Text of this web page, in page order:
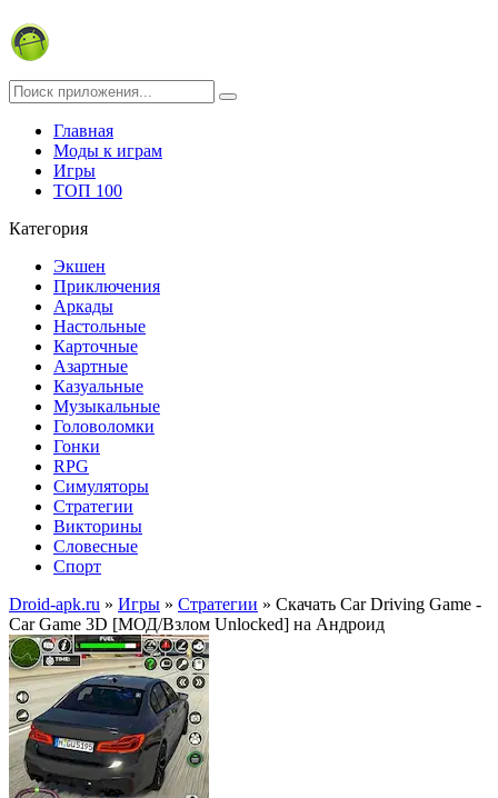
Главная
Моды к играм
Игры
ТОП 100
Категория
Экшен
Приключения
Аркады
Настольные
Карточные
Азартные
Казуальные
Музыкальные
Головоломки
Гонки
RPG
Симуляторы
Стратегии
Викторины
Словесные
Спорт
Droid-apk.ru » Игры » Стратегии » Скачать Car Driving Game -
Car Game 3D [МОД/Взлом Unlocked] на Андроид